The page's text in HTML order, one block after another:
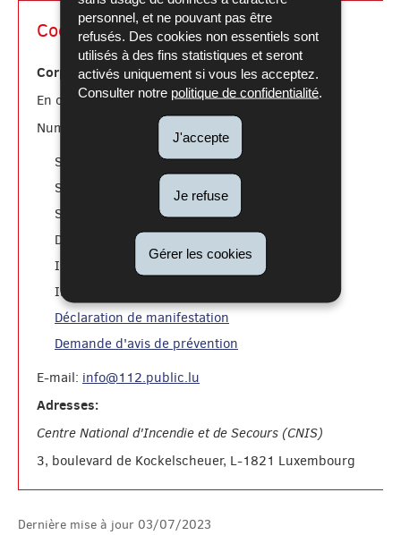
personnel, et ne pouvant pas être
refusés. Des cookies non essentiels sont
utilisés à des fins statistiques et seront
activés uniquement si vous les acceptez.
Consulter notre politique de confidentialité.
J'accepte
Je refuse
Gérer les cookies
Coordonnées
Corps grand-ducal d'incendie et de secours
En cas d'urgence:112
Numéros utiles:
Stand.
téléphonique: 49771-1
Serv.
communication
: 49771-2046
Serv.
recrutement: 49771-2193
Dép.
volontariat
INFS
formation pompiers
: 49771-2500
INFS
Déclaration de manifestation
Demande d'avis de prévention
E-mail: info@112.public.lu
Adresses:
Centre National d'Incendie et de Secours (CNIS)
3, boulevard de Kockelscheuer, L-1821 Luxembourg
Dernière mise à jour 03/07/2023